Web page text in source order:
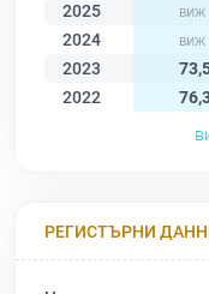
2025
2024
2023
2022
РЕГИСТЪРНИ